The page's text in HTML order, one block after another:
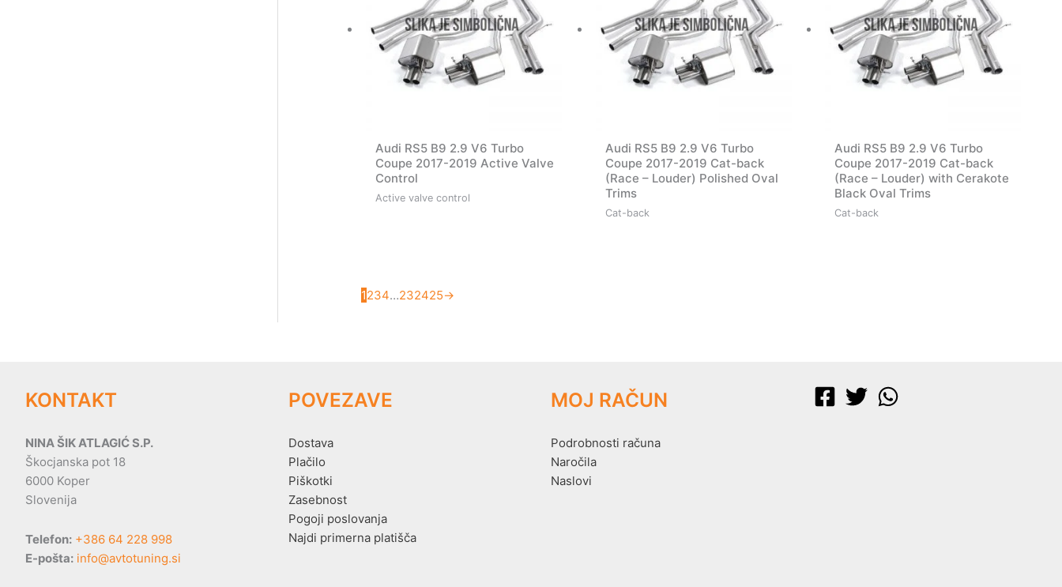
Audi RS5 B9 2.9 V6 Turbo
Coupe 2017-2019 Active Valve
Control
Active valve control
Audi RS5 B9 2.9 V6 Turbo
Coupe 2017-2019 Cat-back
(Race – Louder) Polished Oval
Trims
Cat-back
Audi RS5 B9 2.9 V6 Turbo
Coupe 2017-2019 Cat-back
(Race – Louder) with Cerakote
Black Oval Trims
Cat-back
1234…232425→
KONTAKT
NINA ŠIK ATLAGIĆ S.P.
Škocjanska pot 18
6000 Koper
Slovenija
Telefon: +386 64 228 998
E-pošta: info@avtotuning.si
POVEZAVE
Dostava
Plačilo
Piškotki
Zasebnost
Pogoji poslovanja
Najdi primerna platišča
MOJ RAČUN
Podrobnosti računa
Naročila
Naslovi